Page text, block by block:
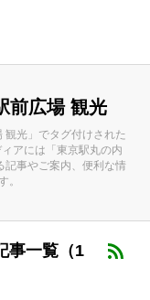
前広場 観光
観光」でタグ付けされた
アには「東京駅丸の内
記事やご案内、便利な情
。
事一覧（1